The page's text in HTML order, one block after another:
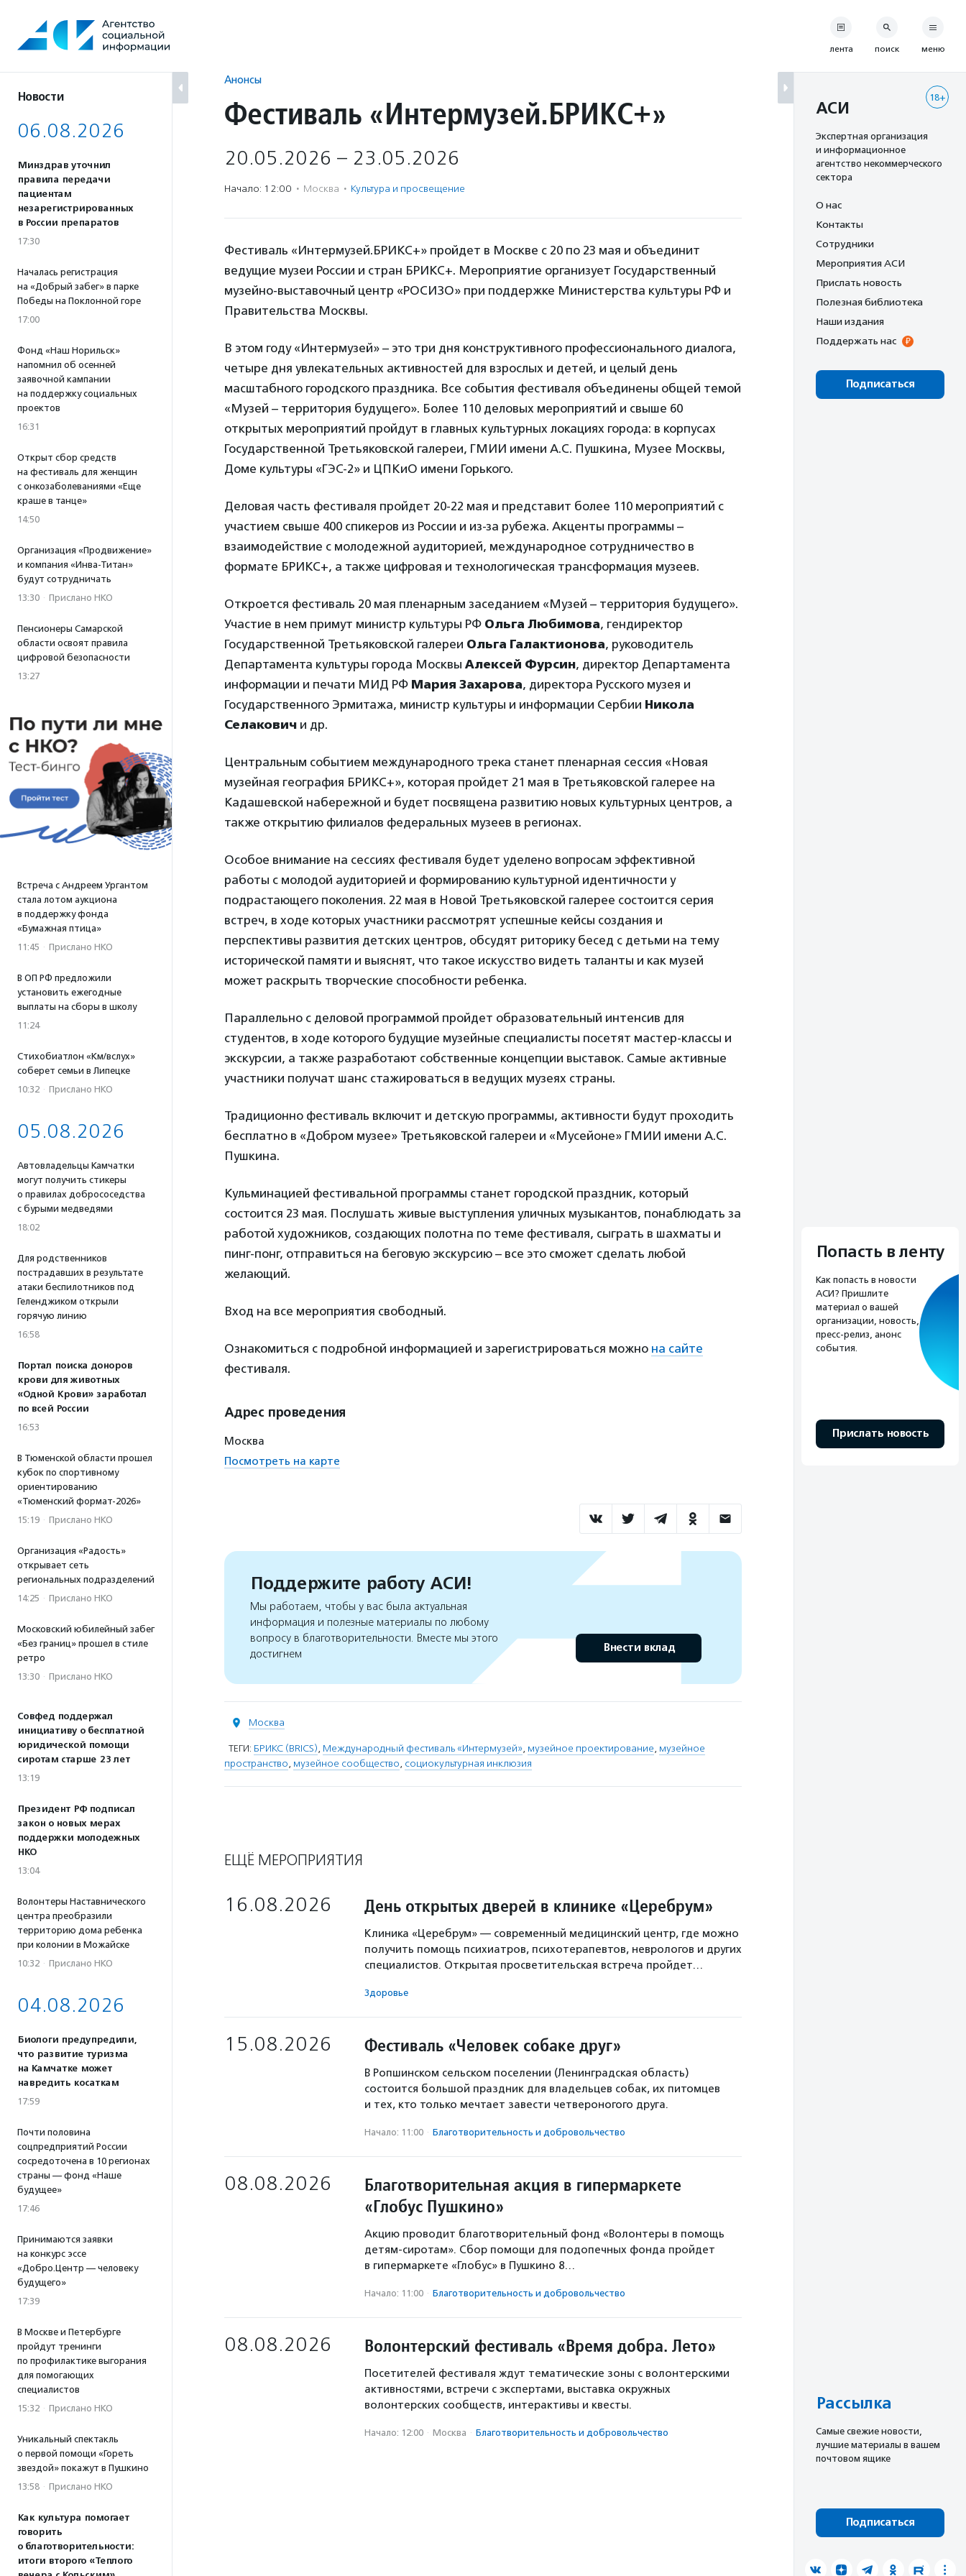
содержанию
Новости
06.08.2026
Минздрав уточнил
правила передачи
пациентам
незарегистрированных
в России препаратов
17:30
Началась регистрация
на «Добрый забег» в парке
Победы на Поклонной горе
17:00
Фонд «Наш Норильск»
напомнил об осенней
заявочной кампании
на поддержку социальных
проектов
16:31
Открыт сбор средств
на фестиваль для женщин
с онкозаболеваниями «Еще
краше в танце»
14:50
Организация «Продвижение»
и компания «Инва-Титан»
будут сотрудничать
13:30 · Прислано НКО
Пенсионеры Самарской
области освоят правила
цифровой безопасности
13:27
Встреча с Андреем Ургантом
стала лотом аукциона
в поддержку фонда
«Бумажная птица»
11:45 · Прислано НКО
В ОП РФ предложили
установить ежегодные
выплаты на сборы в школу
11:24
Стихобиатлон «Км/вслух»
соберет семьи в Липецке
10:32 · Прислано НКО
05.08.2026
Автовладельцы Камчатки
могут получить стикеры
о правилах добрососедства
с бурыми медведями
18:02
Для родственников
пострадавших в результате
атаки беспилотников под
Геленджиком открыли
горячую линию
16:58
Портал поиска доноров
крови для животных
«Одной Крови» заработал
по всей России
16:53
В Тюменской области прошел
кубок по спортивному
ориентированию
«Тюменский формат-2026»
15:19 · Прислано НКО
Организация «Радость»
открывает сеть
региональных подразделений
14:25 · Прислано НКО
Московский юбилейный забег
«Без границ» прошел в стиле
ретро
13:30 · Прислано НКО
Совфед поддержал
инициативу о бесплатной
юридической помощи
сиротам старше 23 лет
13:19
Президент РФ подписал
закон о новых мерах
поддержки молодежных
НКО
13:04
Волонтеры Наставнического
центра преобразили
территорию дома ребенка
при колонии в Можайске
10:32 · Прислано НКО
04.08.2026
Биологи предупредили,
что развитие туризма
на Камчатке может
навредить косаткам
17:59
Почти половина
соцпредприятий России
сосредоточена в 10 регионах
страны — фонд «Наше
будущее»
17:46
Принимаются заявки
на конкурс эссе
«Добро.Центр — человеку
будущего»
17:39
В Москве и Петербурге
пройдут тренинги
по профилактике выгорания
для помогающих
специалистов
15:32 · Прислано НКО
Уникальный спектакль
о первой помощи «Гореть
звездой» покажут в Пушкино
13:58 · Прислано НКО
Как культура помогает
говорить
о благотворительности:
итоги второго «Теплого
Анонсы
Фестиваль «Интермузей.БРИКС+»
20.05.2026 – 23.05.2026
Начало: 12:00 · Москва · Культура и просвещение
Фестиваль «Интермузей.БРИКС+» пройдет в Москве с 20 по 23 мая и объединит
ведущие музеи России и стран БРИКС+. Мероприятие организует Государственный
музейно-выставочный центр «РОСИЗО» при поддержке Министерства культуры РФ и
Правительства Москвы.
В этом году «Интермузей» – это три дня конструктивного профессионального диалога,
четыре дня увлекательных активностей для взрослых и детей, и целый день
масштабного городского праздника. Все события фестиваля объединены общей темой
«Музей – территория будущего». Более 110 деловых мероприятий и свыше 60
открытых мероприятий пройдут в главных культурных локациях города: в корпусах
Государственной Третьяковской галереи, ГМИИ имени А.С. Пушкина, Музее Москвы,
Доме культуры «ГЭС-2» и ЦПКиО имени Горького.
Деловая часть фестиваля пройдет 20-22 мая и представит более 110 мероприятий с
участием свыше 400 спикеров из России и из-за рубежа. Акценты программы –
взаимодействие с молодежной аудиторией, международное сотрудничество в
формате БРИКС+, а также цифровая и технологическая трансформация музеев.
Откроется фестиваль 20 мая пленарным заседанием «Музей – территория будущего».
Участие в нем примут министр культуры РФ Ольга Любимова, гендиректор
Государственной Третьяковской галереи Ольга Галактионова, руководитель
Департамента культуры города Москвы Алексей Фурсин, директор Департамента
информации и печати МИД РФ Мария Захарова, директора Русского музея и
Государственного Эрмитажа, министр культуры и информации Сербии Никола
Селакович и др.
Центральным событием международного трека станет пленарная сессия «Новая
музейная география БРИКС+», которая пройдет 21 мая в Третьяковской галерее на
Кадашевской набережной и будет посвящена развитию новых культурных центров, а
также открытию филиалов федеральных музеев в регионах.
Особое внимание на сессиях фестиваля будет уделено вопросам эффективной
работы с молодой аудиторией и формированию культурной идентичности у
подрастающего поколения. 22 мая в Новой Третьяковской галерее состоится серия
встреч, в ходе которых участники рассмотрят успешные кейсы создания и
перспективы развития детских центров, обсудят риторику бесед с детьми на тему
исторической памяти и выяснят, что такое искусство видеть таланты и как музей
может раскрыть творческие способности ребенка.
Параллельно с деловой программой пройдет образовательный интенсив для
студентов, в ходе которого будущие музейные специалисты посетят мастер-классы и
экскурсии, а также разработают собственные концепции выставок. Самые активные
участники получат шанс стажироваться в ведущих музеях страны.
Традиционно фестиваль включит и детскую программы, активности будут проходить
бесплатно в «Добром музее» Третьяковской галереи и «Мусейоне» ГМИИ имени А.С.
Пушкина.
Кульминацией фестивальной программы станет городской праздник, который
состоится 23 мая. Послушать живые выступления уличных музыкантов, понаблюдать за
работой художников, создающих полотна по теме фестиваля, сыграть в шахматы и
пинг-понг, отправиться на беговую экскурсию – все это сможет сделать любой
желающий.
Вход на все мероприятия свободный.
Ознакомиться с подробной информацией и зарегистрироваться можно на сайте
фестиваля.
Адрес проведения
Москва
Посмотреть на карте
Поддержите работу АСИ!
Мы работаем, чтобы у вас была актуальная
информация и полезные материалы по любому
вопросу в благотворительности. Вместе мы этого
достигнем
Внести вклад
Москва
ТЕГИ: БРИКС (BRICS), Международный фестиваль «Интермузей», музейное проектирование, музейное
пространство, музейное сообщество, социокультурная инклюзия
ЕЩЁ МЕРОПРИЯТИЯ
16.08.2026 День открытых дверей в клинике «Церебрум»
Клиника «Церебрум» — современный медицинский центр, где можно
получить помощь психиатров, психотерапевтов, неврологов и других
специалистов. Открытая просветительская встреча пройдет…
Здоровье
15.08.2026 Фестиваль «Человек собаке друг»
В Ропшинском сельском поселении (Ленинградская область)
состоится большой праздник для владельцев собак, их питомцев
и тех, кто только мечтает завести четвероногого друга.
Начало: 11:00 · Благотвори­тель­ность и доброволь­чест­во
08.08.2026
Благотворительная акция в гипермаркете
«Глобус Пушкино»
Акцию проводит благотворительный фонд «Волонтеры в помощь
детям-сиротам». Сбор помощи для подопечных фонда пройдет
в гипермаркете «Глобус» в Пушкино 8…
Начало: 11:00 · Благотвори­тель­ность и доброволь­чест­во
08.08.2026 Волонтерский фестиваль «Время добра. Лето»
Посетителей фестиваля ждут тематические зоны с волонтерскими
активностями, встречи с экспертами, выставка окружных
волонтерских сообществ, интерактивы и квесты.
Начало: 12:00 · Москва · Благотвори­тель­ность и доброволь­чест­во
лента поиск меню
18+
АСИ
Экспертная организация
и информационное
агентство некоммерческого
сектора
О нас
Контакты
Сотрудники
Мероприятия АСИ
Прислать новость
Полезная библиотека
Наши издания
Поддержать нас
Подписаться
Попасть в ленту
Как попасть в новости
АСИ? Пришлите
материал о вашей
организации, новость,
пресс-релиз, анонс
события.
Прислать новость
Рассылка
Cамые свежие новости,
лучшие материалы в вашем
почтовом ящике
Подписаться